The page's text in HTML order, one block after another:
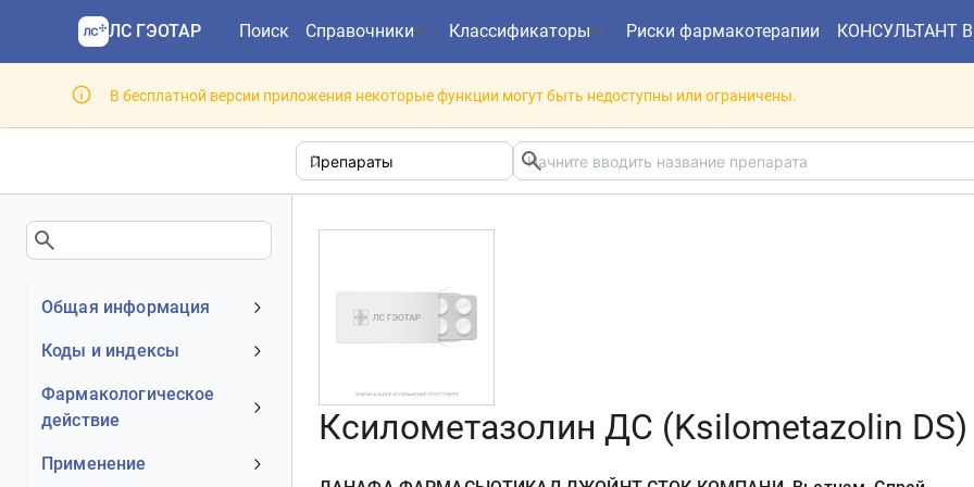
ЛС ГЭОТАР Поиск Справочники Классификаторы Риски фармакотерапии КОНСУЛЬТАНТ
В бесплатной версии приложения некоторые функции могут быть недоступны или ограничены.
Общая информация
Устаревшее наименование
Номер регистрационного
удостоверения РФ
Действующее вещество
Коды и индексы
АТХ код
МКБ-10 код
Фармакологическое
действие
Механизм действия
Применение
Ксилометазолин ДС (Ksilometazolin DS)